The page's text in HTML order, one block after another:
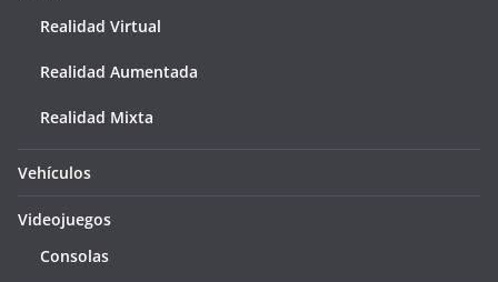
Realidad Virtual
Realidad Aumentada
Realidad Mixta
Vehículos
Videojuegos
Consolas